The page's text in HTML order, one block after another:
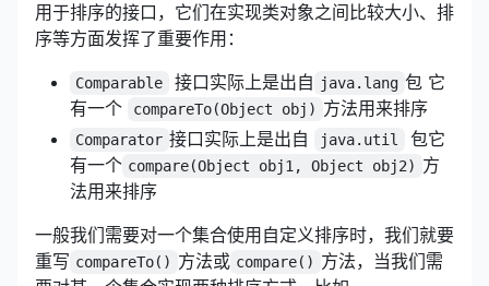
用于排序的接口，它们在实现类对象之间比较大小、排
序等方面发挥了重要作用：
Comparable 接口实际上是出自 java.lang 包 它
有一个
compareTo(Object obj) 方法用来排序
Comparator 接口实际上是出自 java.util
包它
有一个 compare(Object obj1, Object obj2) 方
法用来排序
一般我们需要对一个集合使用自定义排序时，我们就要
重写 compareTo() 方法或 compare() 方法，当我们需